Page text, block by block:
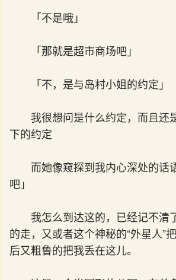
「不是哦」
「那就是超市商场吧」
「不，是与岛村小姐的约定」
我很想问是什么约定，而且还
下的约定
而她像窥探到我内心深处的话
吧」
我怎么到达这的，已经记不清
的走，又或者这个神秘的“外星人”
后又粗鲁的把我丢在这儿。